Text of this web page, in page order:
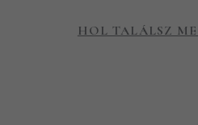
HOL TALÁLSZ